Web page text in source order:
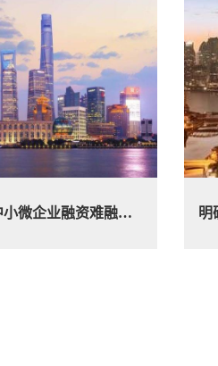
政策性融资担保基金缓解中小微企业融资难融资贵 明